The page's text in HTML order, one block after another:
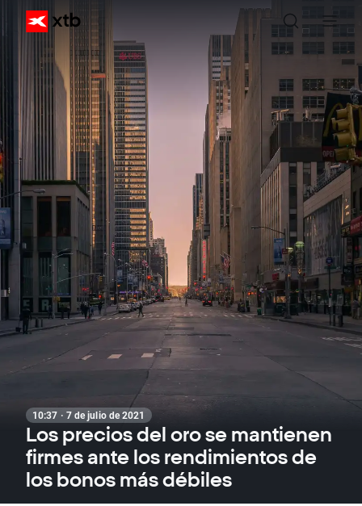
10:37 · 7 de julio de 2021
Los precios del oro se mantienen
firmes ante los rendimientos de
los bonos más débiles